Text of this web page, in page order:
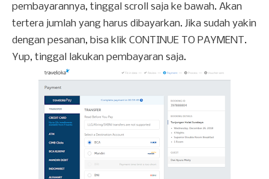
pembayarannya, tinggal scroll saja ke bawah. Akan
tertera jumlah yang harus dibayarkan. Jika sudah yakin
dengan pesanan, bisa klik CONTINUE TO PAYMENT.
Yup, tinggal lakukan pembayaran saja.